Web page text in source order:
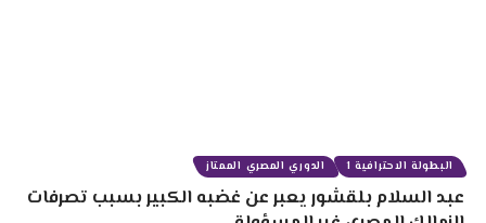
البطولة الاحترافية 1 الدوري المصري الممتاز
عبد السلام بلقشور يعبر عن غضبه الكبير بسبب تصرفات